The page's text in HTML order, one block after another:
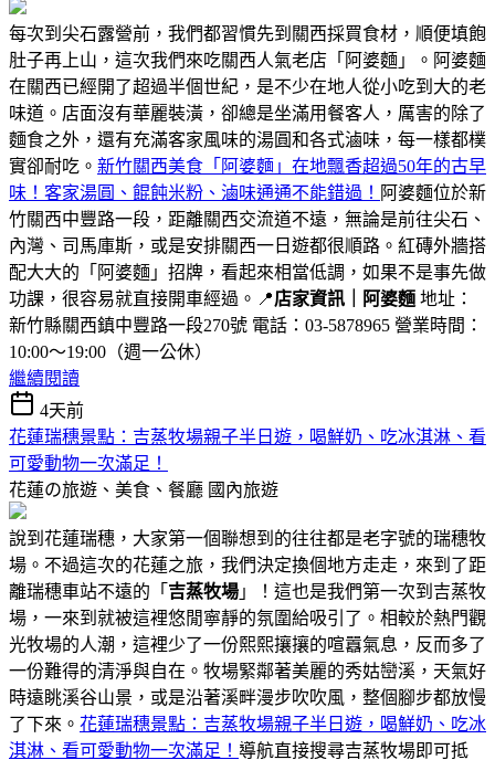
每次到尖石露營前，我們都習慣先到關西採買食材，順便填飽
肚子再上山，這次我們來吃關西人氣老店「阿婆麵」。阿婆麵
在關西已經開了超過半個世紀，是不少在地人從小吃到大的老
味道。店面沒有華麗裝潢，卻總是坐滿用餐客人，厲害的除了
麵食之外，還有充滿客家風味的湯圓和各式滷味，每一樣都樸
實卻耐吃。 新竹關西美食「阿婆麵」在地飄香超過50年的古早
味！客家湯圓、餛飩米粉、滷味通通不能錯過！ 阿婆麵位於新
竹關西中豐路一段，距離關西交流道不遠，無論是前往尖石、
內灣、司馬庫斯，或是安排關西一日遊都很順路。紅磚外牆搭
配大大的「阿婆麵」招牌，看起來相當低調，如果不是事先做
功課，很容易就直接開車經過。📍店家資訊｜阿婆麵 地址：
新竹縣關西鎮中豐路一段270號 電話：03-5878965 營業時間：
10:00～19:00（週一公休）
繼續閱讀
4天前
花蓮瑞穗景點：吉蒸牧場親子半日遊，喝鮮奶、吃冰淇淋、看
可愛動物一次滿足！
花蓮の旅遊、美食、餐廳 國內旅遊
說到花蓮瑞穗，大家第一個聯想到的往往都是老字號的瑞穗牧
場。不過這次的花蓮之旅，我們決定換個地方走走，來到了距
離瑞穗車站不遠的「 吉蒸牧場 」！這也是我們第一次到吉蒸牧
場，一來到就被這裡悠閒寧靜的氛圍給吸引了。相較於熱門觀
光牧場的人潮，這裡少了一份熙熙攘攘的喧囂氣息，反而多了
一份難得的清淨與自在。牧場緊鄰著美麗的秀姑巒溪，天氣好
時遠眺溪谷山景，或是沿著溪畔漫步吹吹風，整個腳步都放慢
了下來。 花蓮瑞穗景點：吉蒸牧場親子半日遊，喝鮮奶、吃冰
淇淋、看可愛動物一次滿足！ 導航直接搜尋吉蒸牧場即可抵